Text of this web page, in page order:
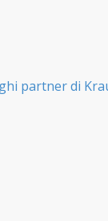
partner di